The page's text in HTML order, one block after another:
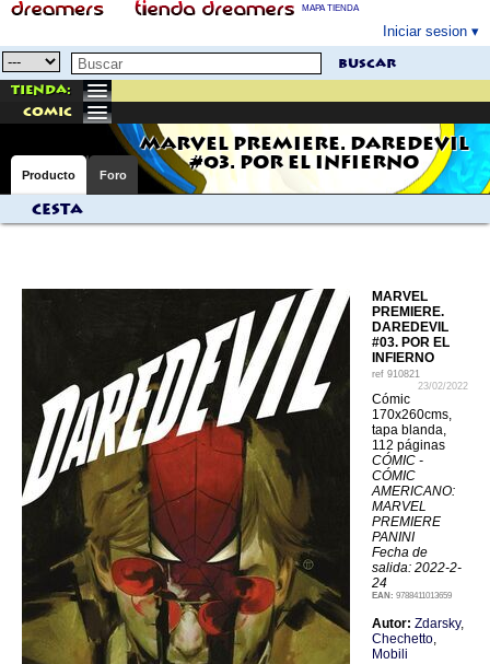
MAPA TIENDA
Iniciar sesion
buscar
Tienda:
comic
MARVEL PREMIERE. DAREDEVIL
#03. POR EL INFIERNO
Producto Foro
Cesta
MARVEL
PREMIERE.
DAREDEVIL
#03. POR EL
INFIERNO
ref 910821
23/02/2022
Cómic
170x260cms,
tapa blanda,
112 páginas
CÓMIC -
CÓMIC
AMERICANO:
MARVEL
PREMIERE
PANINI
Fecha de
salida: 2022-2-
24
EAN: 9788411013659
Autor: Zdarsky,
Chechetto,
Mobili